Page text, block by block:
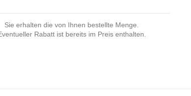
Sie erhalten die von Ihnen bestellte Menge.
Rabatt ist bereits im Preis enthalten.